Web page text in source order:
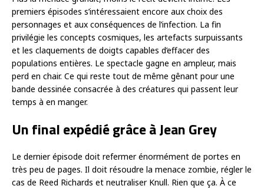
premiers épisodes s’intéressaient encore aux choix des
personnages et aux conséquences de l’infection. La fin
privilégie les concepts cosmiques, les artefacts surpuissants
et les claquements de doigts capables d’effacer des
populations entières. Le spectacle gagne en ampleur, mais
perd en chair. Ce qui reste tout de même gênant pour une
bande dessinée consacrée à des créatures qui passent leur
temps à en manger.
Un final expédié grâce à Jean Grey
Le dernier épisode doit refermer énormément de portes en
très peu de pages. Il doit résoudre la menace zombie, régler le
cas de Reed Richards et neutraliser Knull. Rien que ça. À ce